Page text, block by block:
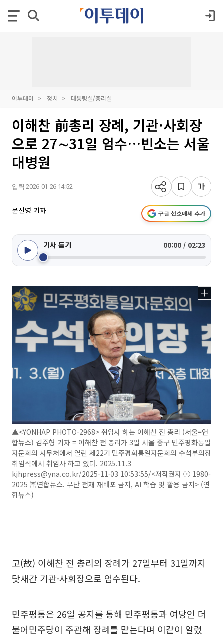
이투데이 정치 대통령실/총리실
이해찬 前총리 장례, 기관·사회장
으로 27∼31일 엄수…빈소는 서울
대병원
입력 2026-01-26 14:52
문선영 기자 구글 선호매체 추가
기사 듣기 00:00 / 02:23
▲<YONHAP PHOTO-2968> 취임사 하는 이해찬 전 총리 (서울=연
합뉴스) 김주형 기자 = 이해찬 전 총리가 3일 서울 중구 민주평화통일
자문회의 사무처에서 열린 제22기 민주평화통일자문회의 수석부의장
취임식에서 취임사 하고 있다. 2025.11.3
kjhpress@yna.co.kr/2025-11-03 10:53:55/<저작권자 ⓒ 1980-
2025 ㈜연합뉴스. 무단 전재 재배포 금지, AI 학습 및 활용 금지> (연
합뉴스)
고(故) 이해찬 전 총리의 장례가 27일부터 31일까지
닷새간 기관·사회장으로 엄수된다.
민주평통은 26일 공지를 통해 민주평통과 여당인 더
불어민주당이 주관해 장례를 맡는다며 이같이 알렸